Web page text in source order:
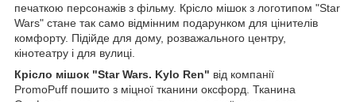
печаткою персонажів з фільму. Крісло мішок з логотипом "Star
Wars" стане так само відмінним подарунком для цінителів
комфорту. Підійде для дому, розважального центру,
кінотеатру і для вулиці.
Крісло мішок "Star Wars. Kylo Ren" від компанії
PromoPuff пошито з міцної тканини оксфорд. Тканина